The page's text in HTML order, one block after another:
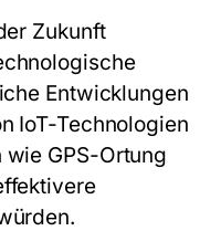
Zukunft
Entwicklungen
IoT-Technologien
GPS-Ortung